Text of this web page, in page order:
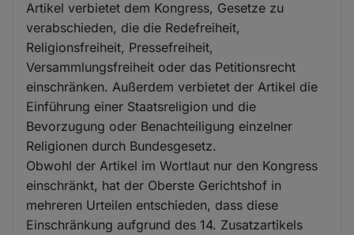
Artikel verbietet dem Kongress, Gesetze zu
verabschieden, die die Redefreiheit,
Religionsfreiheit, Pressefreiheit,
Versammlungsfreiheit oder das Petitionsrecht
einschränken. Außerdem verbietet der Artikel die
Einführung einer Staatsreligion und die
Bevorzugung oder Benachteiligung einzelner
Religionen durch Bundesgesetz.
Obwohl der Artikel im Wortlaut nur den Kongress
einschränkt, hat der Oberste Gerichtshof in
mehreren Urteilen entschieden, dass diese
Einschränkung aufgrund des 14. Zusatzartikels